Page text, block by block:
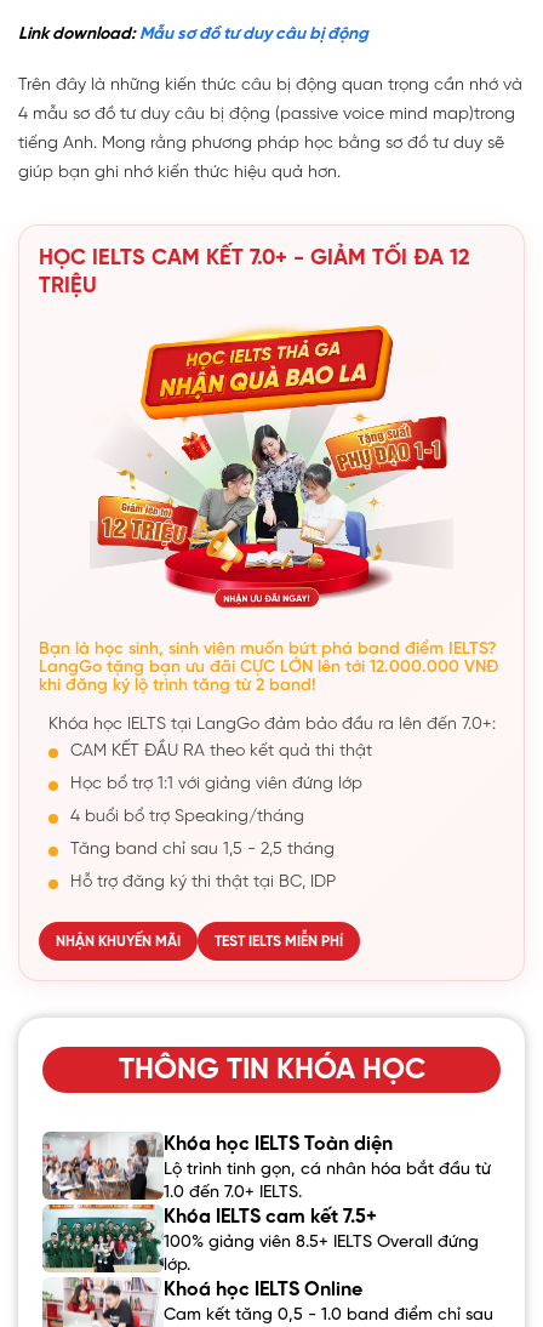
Link download: Mẫu sơ đồ tư duy câu bị động
Trên đây là những kiến thức câu bị động quan trọng cần nhớ và
4 mẫu sơ đồ tư duy câu bị động (passive voice mind map)trong
tiếng Anh. Mong rằng phương pháp học bằng sơ đồ tư duy sẽ
giúp bạn ghi nhớ kiến thức hiệu quả hơn.
HỌC IELTS CAM KẾT 7.0+ - GIẢM TỐI ĐA 12
TRIỆU
Bạn là học sinh, sinh viên muốn bứt phá band điểm IELTS?
LangGo tặng bạn ưu đãi CỰC LỚN lên tới 12.000.000 VNĐ
khi đăng ký lộ trình tăng từ 2 band!
Khóa học IELTS tại LangGo đảm bảo đầu ra lên đến 7.0+:
CAM KẾT ĐẦU RA theo kết quả thi thật
Học bổ trợ 1:1 với giảng viên đứng lớp
4 buổi bổ trợ Speaking/tháng
Tăng band chỉ sau 1,5 - 2,5 tháng
Hỗ trợ đăng ký thi thật tại BC, IDP
NHẬN KHUYẾN MÃI TEST IELTS MIỄN PHÍ
THÔNG TIN KHÓA HỌC
Khóa học IELTS Toàn diện
Lộ trình tinh gọn, cá nhân hóa bắt đầu từ
1.0 đến 7.0+ IELTS.
Khóa IELTS cam kết 7.5+
100% giảng viên 8.5+ IELTS Overall đứng
lớp.
Khoá học IELTS Online
Cam kết tăng 0,5 - 1.0 band điểm chỉ sau